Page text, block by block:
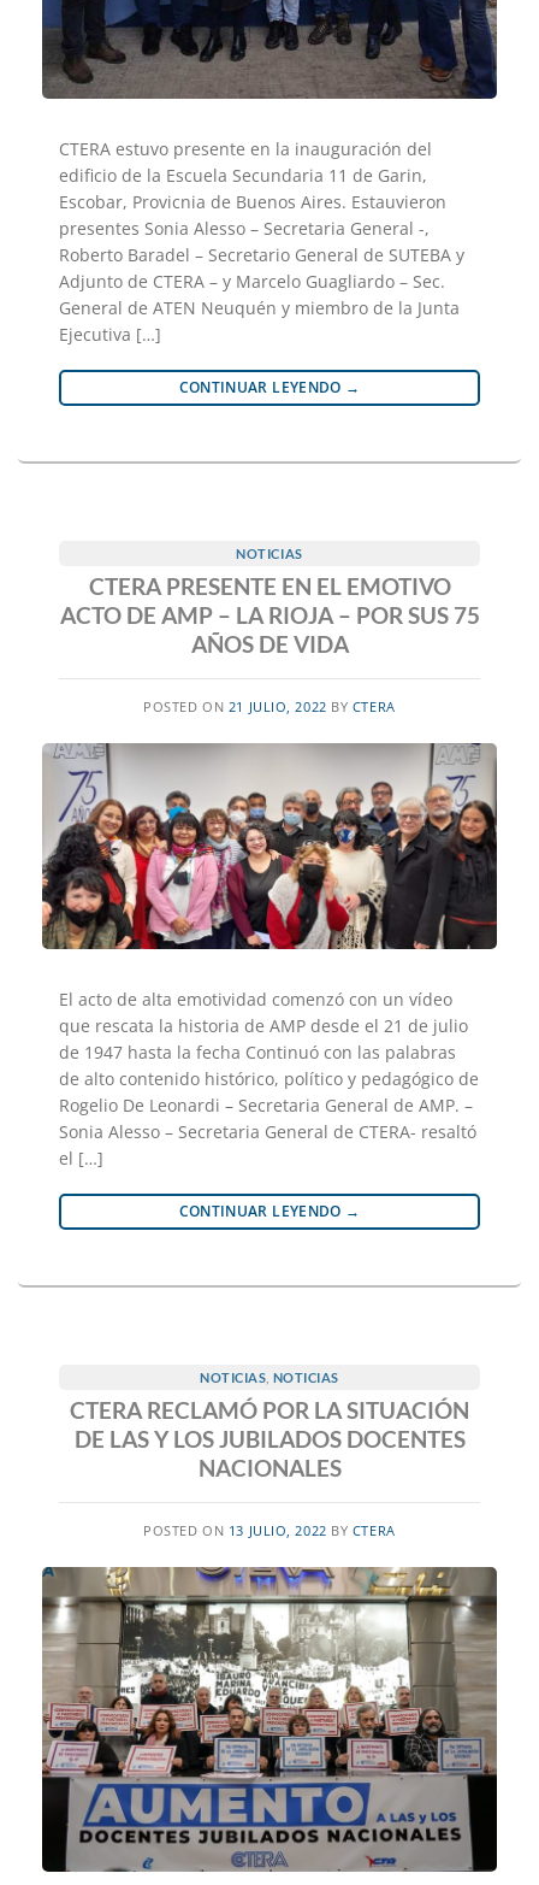
CTERA estuvo presente en la inauguración del
edificio de la Escuela Secundaria 11 de Garin,
Escobar, Provicnia de Buenos Aires. Estauvieron
presentes Sonia Alesso – Secretaria General -,
Roberto Baradel – Secretario General de SUTEBA y
Adjunto de CTERA – y Marcelo Guagliardo – Sec.
General de ATEN Neuquén y miembro de la Junta
Ejecutiva […]
CONTINUAR LEYENDO →
NOTICIAS
CTERA PRESENTE EN EL EMOTIVO
ACTO DE AMP – LA RIOJA – POR SUS 75
AÑOS DE VIDA
POSTED ON 21 JULIO, 2022 BY CTERA
El acto de alta emotividad comenzó con un vídeo
que rescata la historia de AMP desde el 21 de julio
de 1947 hasta la fecha Continuó con las palabras
de alto contenido histórico, político y pedagógico de
Rogelio De Leonardi – Secretaria General de AMP. –
Sonia Alesso – Secretaria General de CTERA- resaltó
el […]
CONTINUAR LEYENDO →
NOTICIAS NOTICIAS
CTERA RECLAMÓ POR LA SITUACIÓN
DE LAS Y LOS JUBILADOS DOCENTES
NACIONALES
POSTED ON 13 JULIO, 2022 BY CTERA